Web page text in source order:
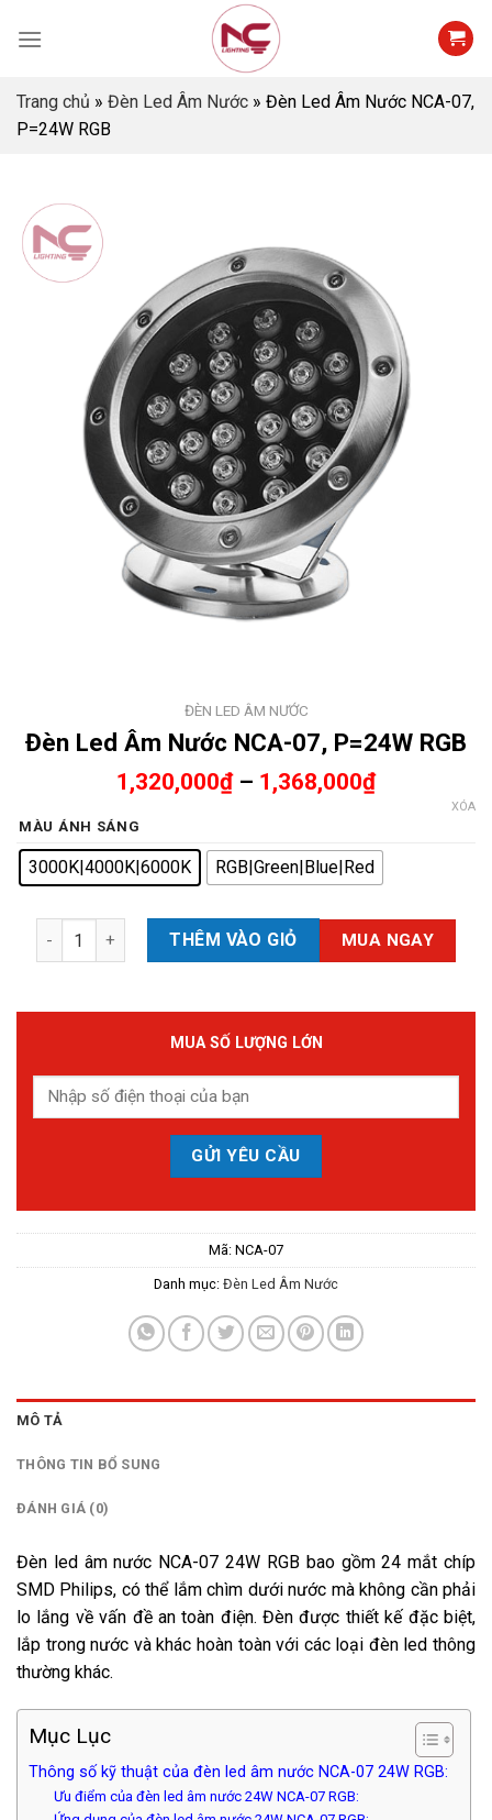
Trang chủ » Đèn Led Âm Nước » Đèn Led Âm Nước NCA-07,
P=24W RGB
ĐÈN LED ÂM NƯỚC
Đèn Led Âm Nước NCA-07, P=24W RGB
1,320,000₫– 1,368,000₫
MÀU ÁNH SÁNG
3000K|4000K|6000K RGB|Green|Blue|Red
XÓA
Đèn Led Âm Nước NCA-07, P=24W RGB số lượng
THÊM VÀO GIỎ MUA NGAY
MUA SỐ LƯỢNG LỚN
Mã: NCA-07
Danh mục: Đèn Led Âm Nước
MÔ TẢ
THÔNG TIN BỔ SUNG
ĐÁNH GIÁ (0)
Đèn led âm nước NCA-07 24W RGB bao gồm 24 mắt chíp
SMD Philips, có thể lắm chìm dưới nước mà không cần phải
lo lắng về vấn đề an toàn điện. Đèn được thiết kế đặc biệt,
lắp trong nước và khác hoàn toàn với các loại đèn led thông
thường khác.
Mục Lục
Thông số kỹ thuật của đèn led âm nước NCA-07 24W RGB:
Ưu điểm của đèn led âm nước 24W NCA-07 RGB: